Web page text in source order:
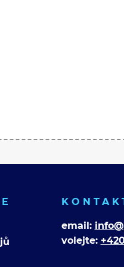
email:
volejte: